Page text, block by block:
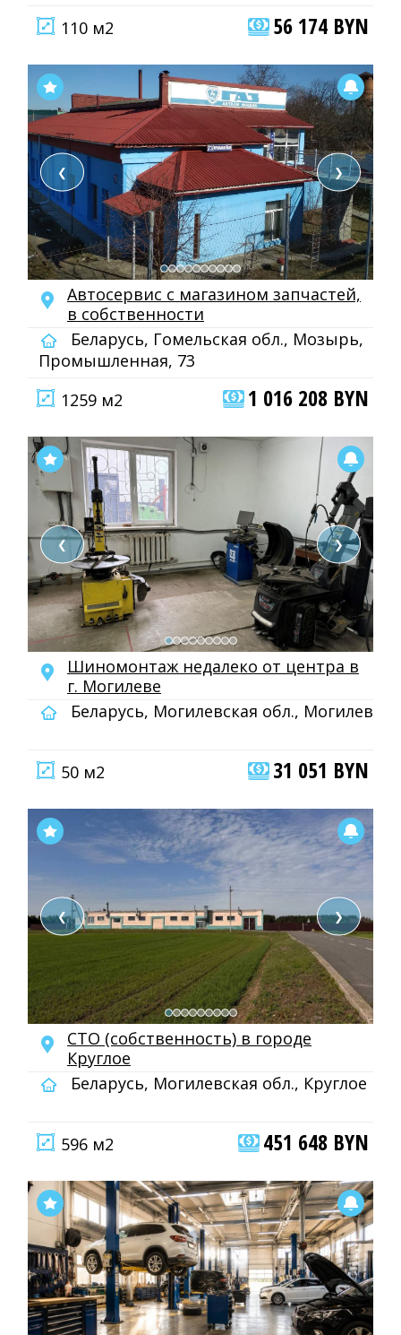
110 м2
56 174 BYN
❮ ❯
Автосервис с магазином запчастей,
в собственности
Беларусь, Гомельская обл., Мозырь,
Промышленная, 73
1259 м2
1 016 208 BYN
❮ ❯
Шиномонтаж недалеко от центра в
г. Могилеве
Беларусь, Могилевская обл., Могилев
50 м2 31 051 BYN
❮ ❯
СТО (собственность) в городе
Круглое
Беларусь, Могилевская обл., Круглое
596 м2 451 648 BYN